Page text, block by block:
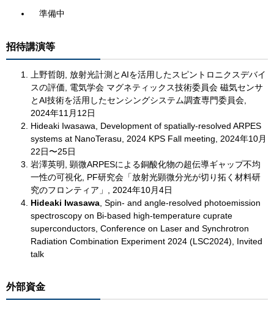
準備中
招待講演等
​上野哲朗, 放射光計測とAIを活用したスピントロニクスデバイ
スの評価, 電気学会 マグネティックス技術委員会 磁気センサ
とAI技術を活用したセンシングシステム調査専門委員会,
2024年11月12日
Hideaki Iwasawa, Development of spatially-resolved ARPES
systems at NanoTerasu, 2024 KPS Fall meeting, 2024年10月
22日〜25日
岩澤英明, 顕微ARPESによる銅酸化物の超伝導ギャップ不均
一性の可視化, PF研究会「放射光顕微分光が切り拓く材料研
究のフロンティア」, 2024年10月4日
Hideaki Iwasawa , Spin- and angle-resolved photoemission
spectroscopy on Bi-based high-temperature cuprate
superconductors, Conference on Laser and Synchrotron
Radiation Combination Experiment 2024 (LSC2024), Invited
talk
外部資金